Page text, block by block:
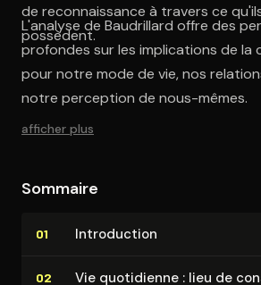
de reconnaissance à travers ce
possèdent.
L'analyse de Baudrillard offre des
profondes sur les implications de la
pour notre mode de vie, nos
notre perception de nous-mêmes.
afficher plus
Sommaire
01 In­tro­duc­tion
02 Vie quotidienne : lieu de